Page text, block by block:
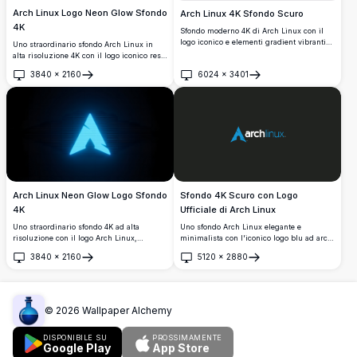
Arch Linux Logo Neon Glow Sfondo
4K
Uno straordinario sfondo Arch Linux in
alta risoluzione 4K con il logo iconico reso
nero profondo, perfetto per desktop a tema
scuro e appassionati di Linux.
3840 × 2160
Apri
Arch Linux 4K Sfondo Scuro
Sfondo moderno 4K di Arch Linux con il
logo iconico e elementi gradient vibranti
e forme colorate, perfetto per sfondi
desktop e mobile.
6024 × 3401
Apri
Arch Linux Neon Glow Logo Sfondo
4K
Uno straordinario sfondo 4K ad alta
risoluzione con il logo Arch Linux,
luminoso su uno sfondo scuro profondo.
3840 × 2160
Apri
Sfondo 4K Scuro con Logo
Ufficiale di Arch Linux
Uno sfondo Arch Linux elegante e
minimalista con l'iconico logo blu ad arco
sviluppatori e appassionati di Linux che
5120 × 2880
Apri
© 2026 Wallpaper Alchemy
DISPONIBILE SU
Google Play
PROSSIMAMENTE
App Store